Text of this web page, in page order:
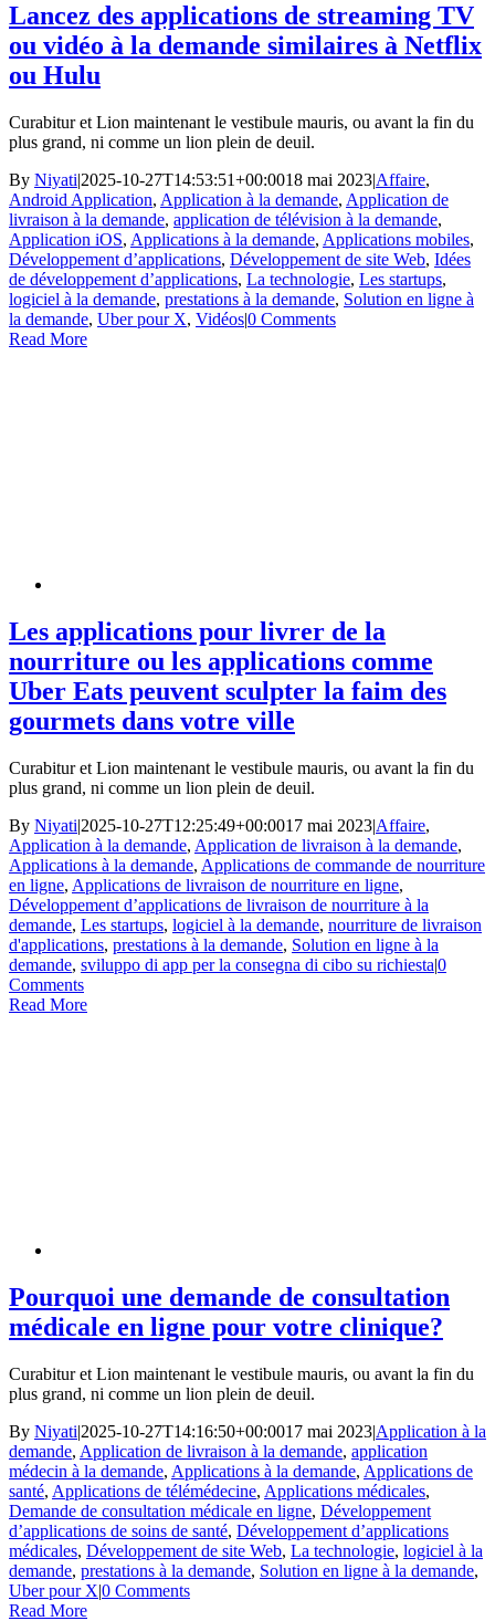
Lancez des applications de streaming TV
ou vidéo à la demande similaires à Netflix
ou Hulu
Curabitur et Lion maintenant le vestibule mauris, ou avant la fin du
plus grand, ni comme un lion plein de deuil.
By Niyati|2025-10-27T14:53:51+00:0018 mai 2023|Affaire,
Android Application, Application à la demande, Application de
livraison à la demande, application de télévision à la demande,
Application iOS, Applications à la demande, Applications mobiles,
Développement d’applications, Développement de site Web, Idées
de développement d’applications, La technologie, Les startups,
logiciel à la demande, prestations à la demande, Solution en ligne à
la demande, Uber pour X, Vidéos|0 Comments
Read More
Les applications pour livrer de la
nourriture ou les applications comme
Uber Eats peuvent sculpter la faim des
gourmets dans votre ville
Curabitur et Lion maintenant le vestibule mauris, ou avant la fin du
plus grand, ni comme un lion plein de deuil.
By Niyati|2025-10-27T12:25:49+00:0017 mai 2023|Affaire,
Application à la demande, Application de livraison à la demande,
Applications à la demande, Applications de commande de nourriture
en ligne, Applications de livraison de nourriture en ligne,
Développement d’applications de livraison de nourriture à la
demande, Les startups, logiciel à la demande, nourriture de livraison
d'applications, prestations à la demande, Solution en ligne à la
demande, sviluppo di app per la consegna di cibo su richiesta|0
Comments
Read More
Pourquoi une demande de consultation
médicale en ligne pour votre clinique?
Curabitur et Lion maintenant le vestibule mauris, ou avant la fin du
plus grand, ni comme un lion plein de deuil.
By Niyati|2025-10-27T14:16:50+00:0017 mai 2023|Application à la
demande, Application de livraison à la demande, application
médecin à la demande, Applications à la demande, Applications de
santé, Applications de télémédecine, Applications médicales,
Demande de consultation médicale en ligne, Développement
d’applications de soins de santé, Développement d’applications
médicales, Développement de site Web, La technologie, logiciel à la
demande, prestations à la demande, Solution en ligne à la demande,
Uber pour X|0 Comments
Read More